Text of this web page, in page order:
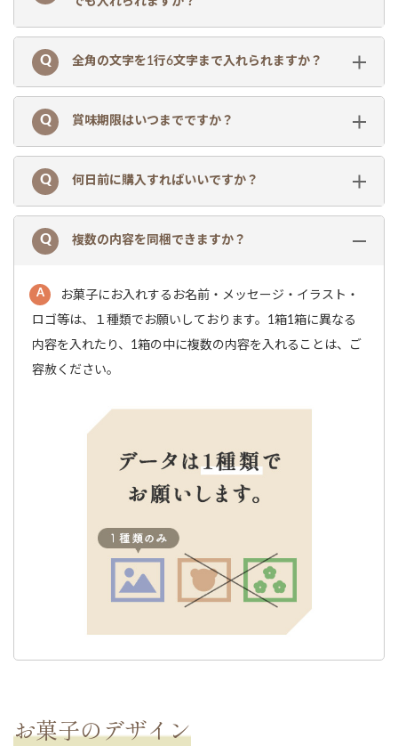
全角の文字を1行6文字まで入れられますか？
賞味期限はいつまでですか？
何日前に購入すればいいですか？
複数の内容を同梱できますか？
お菓子にお入れするお名前・メッセージ・イラスト・
ロゴ等は、１種類でお願いしております。1箱1箱に異なる
内容を入れたり、1箱の中に複数の内容を入れることは、ご
容赦ください。
お菓子のデザイン